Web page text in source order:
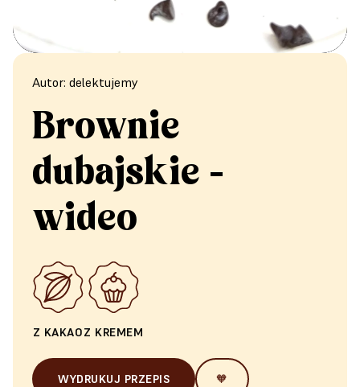
Autor: delektujemy
Brownie
dubajskie -
wideo
Z KAKAOZ KREMEM
WYDRUKUJ PRZEPIS 🧡